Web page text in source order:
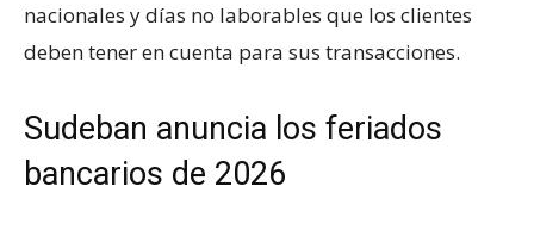
nacionales y días no laborables que los clientes
deben tener en cuenta para sus transacciones.
Sudeban anuncia los feriados
bancarios de 2026